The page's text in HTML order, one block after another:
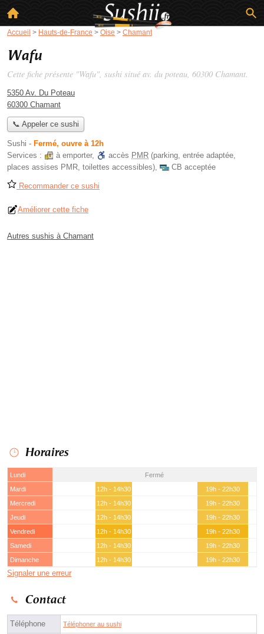
Accueil > Hauts-de-France > Oise > Chamant
Wafu
Cette fiche présente "Wafu", sushi situé av. du poteau, 60300 Chamant.
5350 Av. Du Poteau
60300 Chamant
📞 Appeler ce sushi
Sushi - Fermé, ouvre à 12h
Services :
à emporter, accès PMR (parking, entrée adaptée,
places assises PMR, toilettes accessibles), CB acceptée
Recommander ce sushi
Améliorer cette fiche
Autres sushis à Chamant
Horaires
Lundi
Fermé
Mardi
12h - 14h30
19h - 22h30
Mercredi
12h - 14h30
19h - 22h30
Jeudi
12h - 14h30
19h - 22h30
Vendredi
12h - 14h30
19h - 22h30
Samedi
12h - 14h30
19h - 22h30
Dimanche
12h - 14h30 19h - 22h30
Signaler une erreur
Contact
Téléphone Téléphoner au sushi